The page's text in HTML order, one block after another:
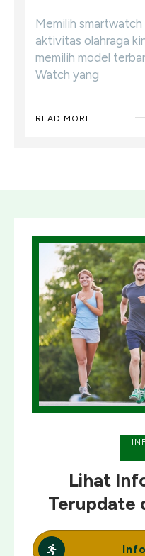
Memilih
aktivitas olahraga
memilih model
Watch yang
READ MORE
Lihat
Terupdate